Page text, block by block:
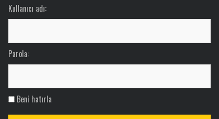
Kullanıcı adı:
Parola:
Beni hatırla